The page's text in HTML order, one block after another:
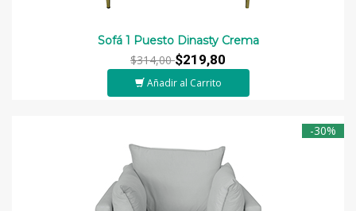
Sofá 1 Puesto Dinasty Crema
$314,00$219,80
Añadir al Carrito
-30%